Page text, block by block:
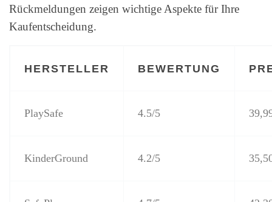
Rückmeldungen zeigen wichtige Aspekte für Ihre
Kaufentscheidung.
HERSTELLER BEWERTUNG
PlaySafe 4.5/5
KinderGround 4.2/5